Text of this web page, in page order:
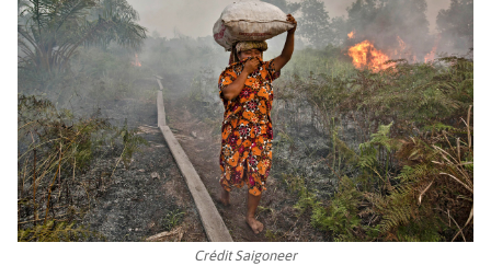
Crédit Saigoneer